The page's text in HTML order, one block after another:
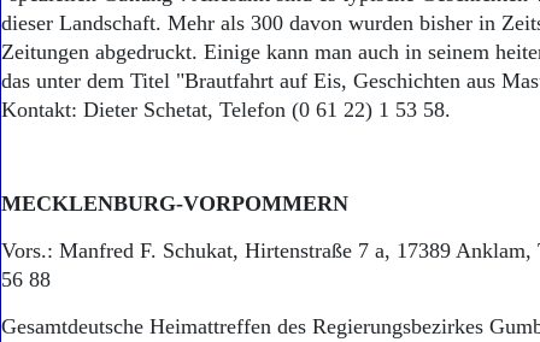
dieser Landschaft. Mehr als 300 davon wurden bisher in
Zeitungen abgedruckt. Einige kann man auch in seinem
das unter dem Titel "Brautfahrt auf Eis, Geschichten aus
Kontakt: Dieter Schetat, Telefon (0 61 22) 1 53 58.
MECKLENBURG-VORPOMMERN
Vors.: Manfred F. Schukat, Hirtenstraße 7 a, 17389
56 88
Gesamtdeutsche Heimattreffen des Regierungsbezirkes